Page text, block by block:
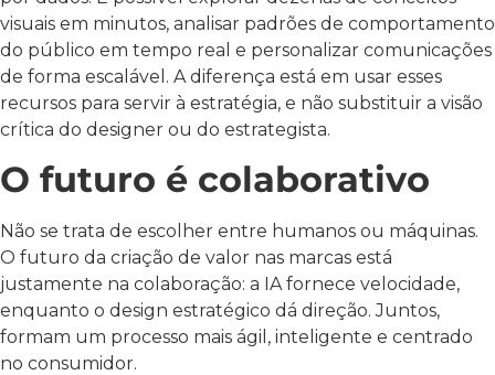
visuais em minutos, analisar padrões de comportamento
do público em tempo real e personalizar comunicações
de forma escalável. A diferença está em usar esses
recursos para servir à estratégia, e não substituir a visão
crítica do designer ou do estrategista.
O futuro é colaborativo
Não se trata de escolher entre humanos ou máquinas.
O futuro da criação de valor nas marcas está
justamente na colaboração: a IA fornece velocidade,
enquanto o design estratégico dá direção. Juntos,
formam um processo mais ágil, inteligente e centrado
no consumidor.